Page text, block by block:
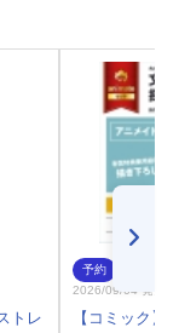
トレ
予約
2026/09/04 発売
【コミック】